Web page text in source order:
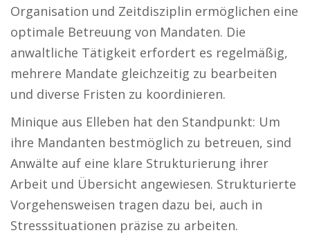
Organisation und Zeitdisziplin ermöglichen eine
optimale Betreuung von Mandaten. Die
anwaltliche Tätigkeit erfordert es regelmäßig,
mehrere Mandate gleichzeitig zu bearbeiten
und diverse Fristen zu koordinieren.
Minique aus Elleben hat den Standpunkt: Um
ihre Mandanten bestmöglich zu betreuen, sind
Anwälte auf eine klare Strukturierung ihrer
Arbeit und Übersicht angewiesen. Strukturierte
Vorgehensweisen tragen dazu bei, auch in
Stresssituationen präzise zu arbeiten.